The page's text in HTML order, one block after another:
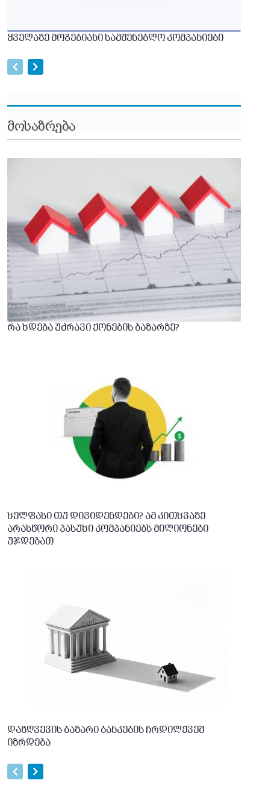
ყველაზე მოგებიანი სამშენებლო კომპანიები
მოსაზრება
რა ხდება უძრავი ქონების ბაზარზე?
ხელფასი თუ დივიდენდები? ამ კითხვაზე
არასწორი პასუხი კომპანიებს მილიონები
უჯდებათ
დაზღვევის ბაზარი ბანკების ჩრდილქვეშ
იზრდება